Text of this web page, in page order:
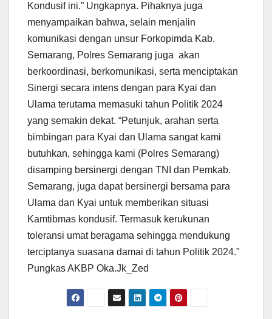
Kondusif ini.” Ungkapnya. Pihaknya juga
menyampaikan bahwa, selain menjalin
komunikasi dengan unsur Forkopimda Kab.
Semarang, Polres Semarang juga akan
berkoordinasi, berkomunikasi, serta menciptakan
Sinergi secara intens dengan para Kyai dan
Ulama terutama memasuki tahun Politik 2024
yang semakin dekat. “Petunjuk, arahan serta
bimbingan para Kyai dan Ulama sangat kami
butuhkan, sehingga kami (Polres Semarang)
disamping bersinergi dengan TNI dan Pemkab.
Semarang, juga dapat bersinergi bersama para
Ulama dan Kyai untuk memberikan situasi
Kamtibmas kondusif. Termasuk kerukunan
toleransi umat beragama sehingga mendukung
terciptanya suasana damai di tahun Politik 2024.”
Pungkas AKBP Oka.Jk_Zed